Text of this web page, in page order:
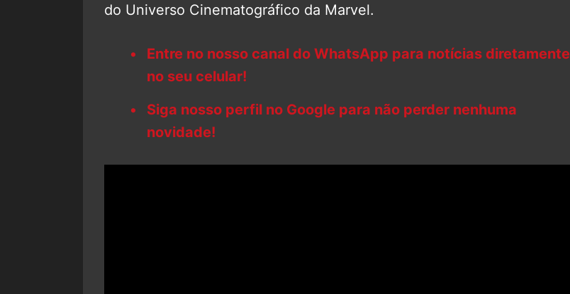
do Universo Cinematográfico da Marvel.
Entre no nosso canal do WhatsApp para notícias diretamente
no seu celular!
Siga nosso perfil no Google para não perder nenhuma
novidade!